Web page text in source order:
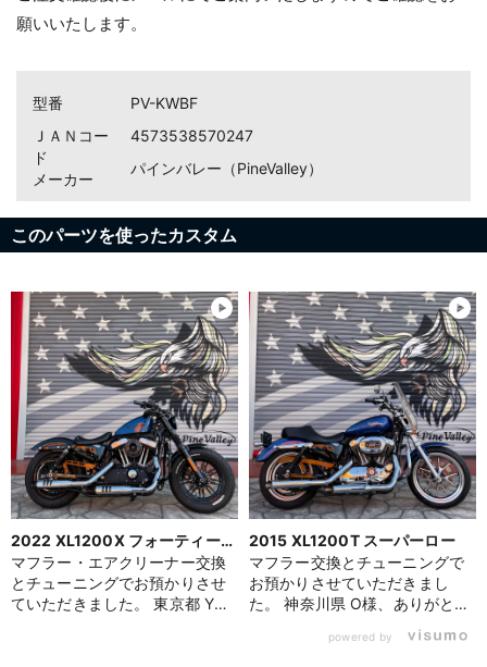
願いいたします。
型番
PV-KWBF
ＪＡＮコー
ド
4573538570247
メーカー
パインバレー（PineValley）
このパーツを使ったカスタム
2022 XL1200X フォーティーエ
イト
マフラー・エアクリーナー交換
とチューニングでお預かりさせ
ていただきました。 東京都 Y
2015 XL1200T スーパーロー
マフラー交換とチューニングで
お預かりさせていただきまし
た。 神奈川県 O様、ありがとう
いけれど音量は大きすぎない方
powered by
お買い物を続ける カートへ進む